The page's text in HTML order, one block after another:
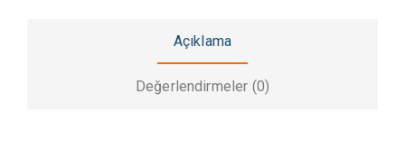
Açıklama
Değerlendirmeler (0)